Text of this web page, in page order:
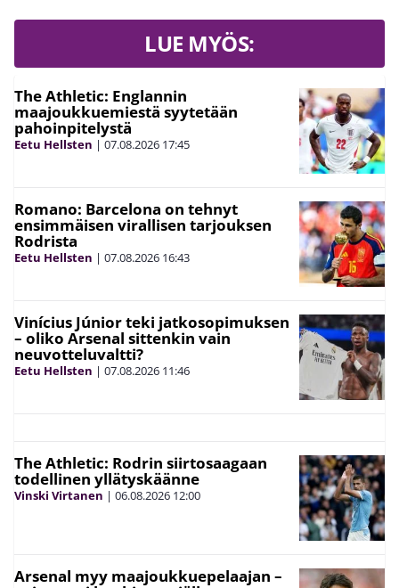
LUE MYÖS:
The Athletic: Englannin
maajoukkuemiestä syytetään
pahoinpitelystä
Eetu Hellsten | 07.08.2026 17:45
Romano: Barcelona on tehnyt
ensimmäisen virallisen tarjouksen
Rodrista
Eetu Hellsten | 07.08.2026 16:43
Vinícius Júnior teki jatkosopimuksen
– oliko Arsenal sittenkin vain
neuvotteluvaltti?
Eetu Hellsten | 07.08.2026 11:46
The Athletic: Rodrin siirtosaagaan
todellinen yllätyskäänne
Vinski Virtanen | 06.08.2026 12:00
Arsenal myy maajoukkuepelaajan –